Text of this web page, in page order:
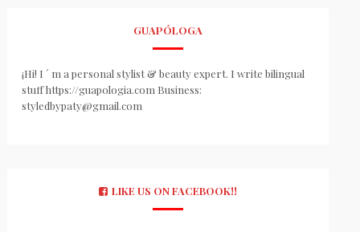
GUAPÓLOGA
¡Hi! I ´ m a personal stylist & beauty expert. I write bilingual
stuff https://guapologia.com Business:
styledbypaty@gmail.com
LIKE US ON FACEBOOK!!